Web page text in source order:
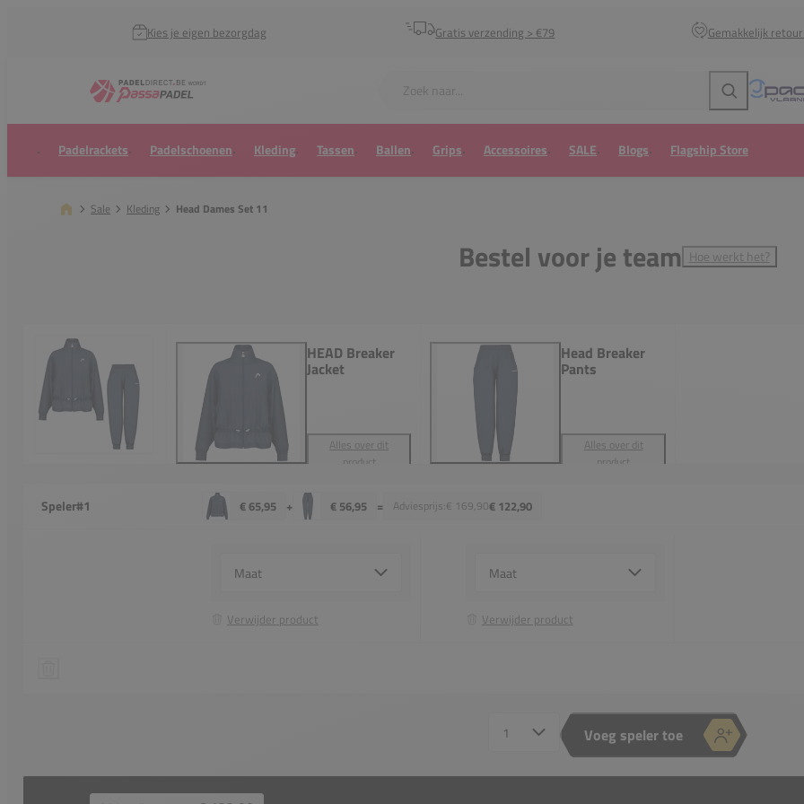
Kies je eigen bezorgdag Gratis verzending > €79 Gemakkelijk
Zoeken
Padelrackets Padelschoenen Kleding Tassen Ballen Grips Accessoires SALE Blogs Flagship Store
Sale Kleding Head Dames Set 11
Bestel voor je team Hoe werkt het?
HEAD Breaker
Jacket
Alles over dit
product
Head Breaker
Pants
Alles over dit
product
Speler#1 € 65,95 + € 56,95 = Adviesprijs:€ 169,90€ 122,90
Verwijder product Verwijder product
Aantal spelers
Voeg speler toe